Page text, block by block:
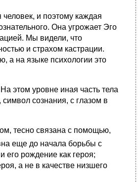
и поэтому каждая
Она угрожает Эго
Мы видели, что
и страхом кастрации.
а на языке психологии это
этом уровне иная часть тела
сознания, с глазом в
тесно связана с помощью,
еще до начала борьбы с
его рождение как героя;
а не в качестве низшего